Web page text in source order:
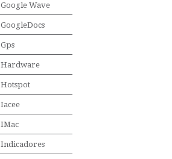
Google Wave
GoogleDocs
Gps
Hardware
Hotspot
Iacee
IMac
Indicadores